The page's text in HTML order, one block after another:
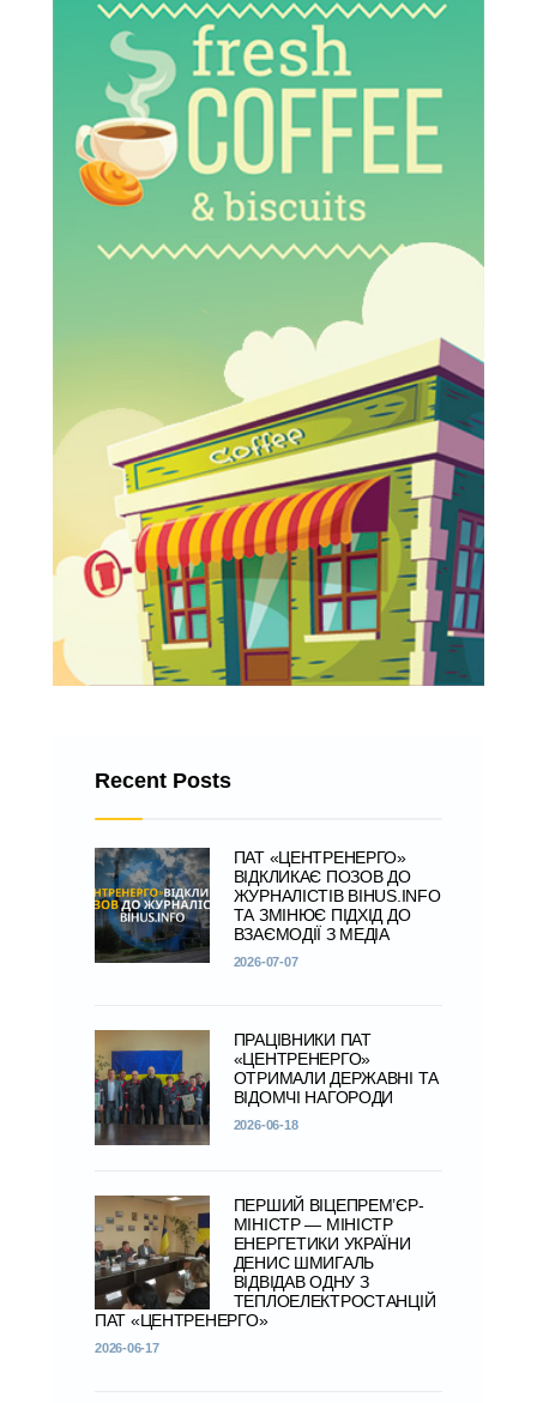
Recent Posts
ПАТ «ЦЕНТРЕНЕРГО»
ВІДКЛИКАЄ ПОЗОВ ДО
ЖУРНАЛІСТІВ BIHUS.INFO
ТА ЗМІНЮЄ ПІДХІД ДО
ВЗАЄМОДІЇ З МЕДІА
2026-07-07
ПРАЦІВНИКИ ПАТ
«ЦЕНТРЕНЕРГО»
ОТРИМАЛИ ДЕРЖАВНІ ТА
ВІДОМЧІ НАГОРОДИ
2026-06-18
ПЕРШИЙ ВІЦЕПРЕМ’ЄР-
МІНІСТР — МІНІСТР
ЕНЕРГЕТИКИ УКРАЇНИ
ДЕНИС ШМИГАЛЬ
ВІДВІДАВ ОДНУ З
ТЕПЛОЕЛЕКТРОСТАНЦІЙ
ПАТ «ЦЕНТРЕНЕРГО»
2026-06-17